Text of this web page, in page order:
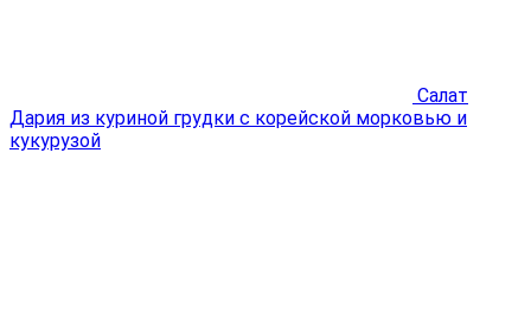
Салат
Дария из куриной грудки с корейской морковью и
кукурузой